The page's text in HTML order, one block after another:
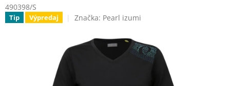
490398/S
Tip Výpredaj Značka: Pearl izumi